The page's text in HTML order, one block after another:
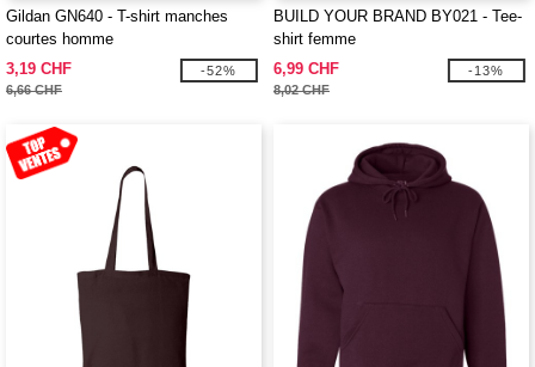
Gildan GN640 - T-shirt manches
courtes homme
3,19 CHF
6,66 CHF
-52%
BUILD YOUR BRAND BY021 - Tee-
shirt femme
6,99 CHF
8,02 CHF
-13%